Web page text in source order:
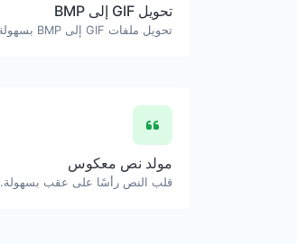
تحويل GIF إلى BMP
تحويل ملفات GIF إلى BMP بسهولة.
مولد نص معكوس
قلب النص رأسًا على عقب بسهولة.